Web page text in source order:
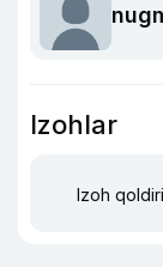
Izohlar
Izoh